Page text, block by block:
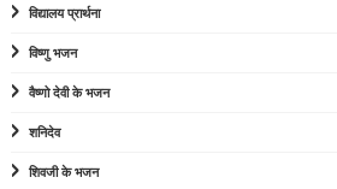
विद्यालय प्रार्थना
विष्णु भजन
वैष्णो देवी के भजन
शनिदेव
शिवजी के भजन